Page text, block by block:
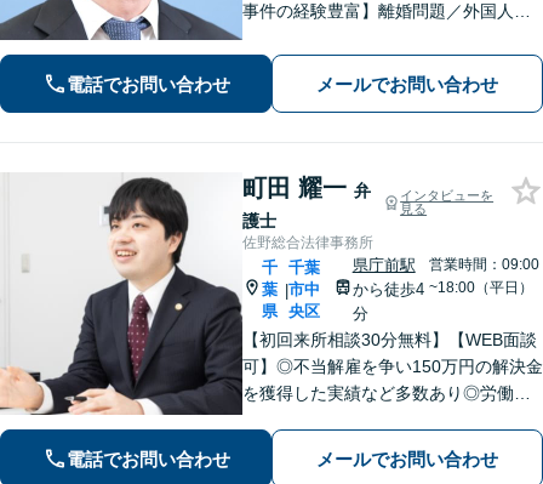
事件の経験豊富】離婚問題／外国人問
頼者に寄り添うスタイルに定評あり。
「解決後の生活から考える」がモット
ー。
電話でお問い合わせ メールでお問い合わせ
町田 耀一 弁
護士
インタビューを
見る
佐野総合法律事務所
千
葉
県
|
千葉
市中
央区
県庁前駅
から徒歩4
分
営業時間：09:00
~18:00（平日）
【初回来所相談30分無料】【WEB面談
可】◎不当解雇を争い150万円の解決金
を獲得した実績など多数あり◎労働、
件1件、真摯に向き合うことを大切に、
丁寧なリーガルサービスを提供。ぜひ
電話でお問い合わせ メールでお問い合わせ